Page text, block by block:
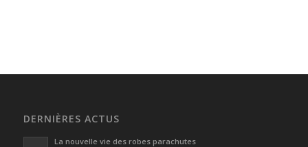
DERNIÈRES ACTUS
La nouvelle vie des robes parachutes